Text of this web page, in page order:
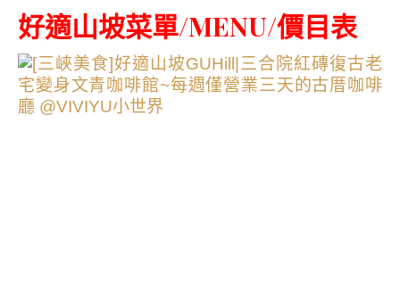
好適山坡菜單/MENU/價目表